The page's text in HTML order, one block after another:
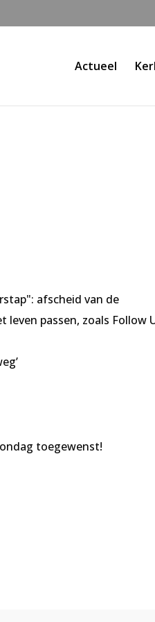
Actueel
afscheid van de
leven passen, zoals Follow
toegewenst!